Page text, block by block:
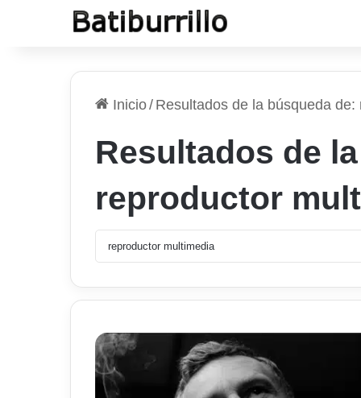
Inicio/ Resultados de la búsqueda
Resultados de
reproductor